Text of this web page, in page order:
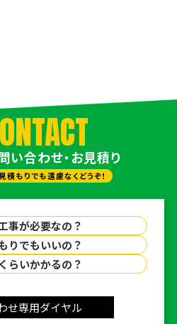
い合わせ・お見積り
積もりでも遠慮なくどうぞ！
事が必要なの？
りでもいいの？
らいかかるの？
せ専用ダイヤル